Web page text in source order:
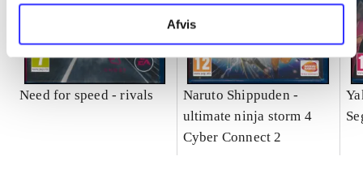
Afvis
Need for speed - rivals
Naruto Shippuden -
ultimate ninja storm 4
Cyber Connect 2